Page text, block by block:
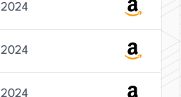
2024
2024
2024